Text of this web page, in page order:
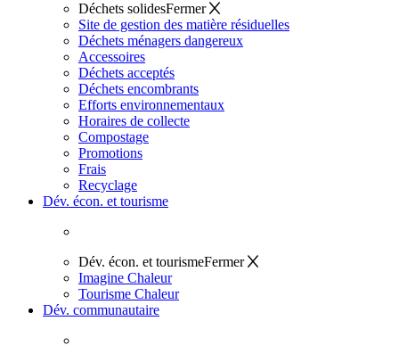
Déchets solidesFermer
Site de gestion des matière résiduelles
Déchets ménagers dangereux
Accessoires
Déchets acceptés
Déchets encombrants
Efforts environnementaux
Horaires de collecte
Compostage
Promotions
Frais
Recyclage
Dév. écon. et tourisme
Dév. écon. et tourismeFermer
Imagine Chaleur
Tourisme Chaleur
Dév. communautaire